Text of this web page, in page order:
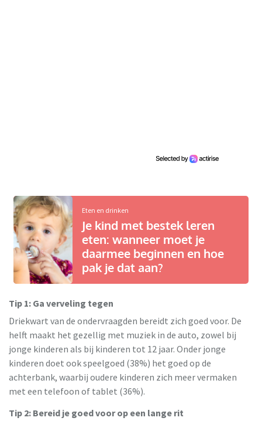
Eten en drinken
Je kind met bestek leren
eten: wanneer moet je
daarmee beginnen en hoe
pak je dat aan?
Tip 1: Ga verveling tegen
Driekwart van de ondervraagden bereidt zich goed voor. De
helft maakt het gezellig met muziek in de auto, zowel bij
jonge kinderen als bij kinderen tot 12 jaar. Onder jonge
kinderen doet ook speelgoed (38%) het goed op de
achterbank, waarbij oudere kinderen zich meer vermaken
met een telefoon of tablet (36%).
Tip 2: Bereid je goed voor op een lange rit